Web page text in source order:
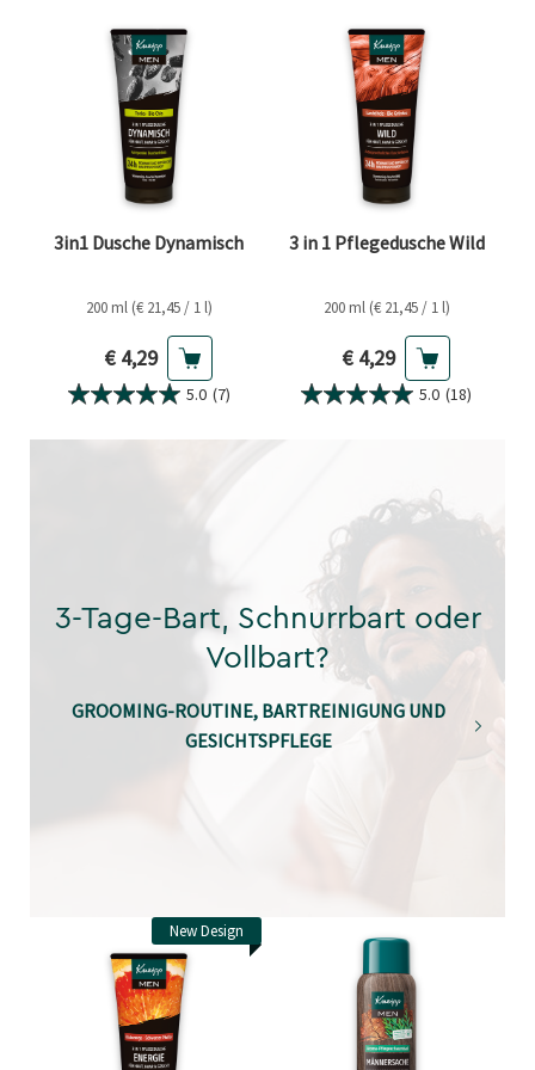
3in1 Dusche Dynamisch
200 ml (€ 21,45 / 1 l)
Aktueller Preis
€ 4,29
5.0 (7)
3 in 1 Pflegedusche Wild
200 ml (€ 21,45 / 1 l)
Aktueller Preis
€ 4,29
5.0 (18)
3-Tage-Bart, Schnurrbart oder
Vollbart?
GROOMING-ROUTINE, BARTREINIGUNG UND
GESICHTSPFLEGE
New Design